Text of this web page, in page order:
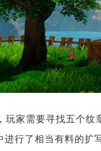
玩家需要寻找五个
进行了相当有料的扩